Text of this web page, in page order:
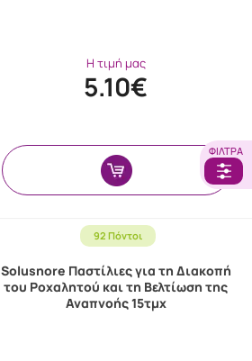
ΦΊΛΤΡΑ
Η τιμή μας
5.10€
92 Πόντοι
Solusnore Παστίλιες για τη Διακοπή
του Ροχαλητού και τη Βελτίωση της
Αναπνοής 15τμχ